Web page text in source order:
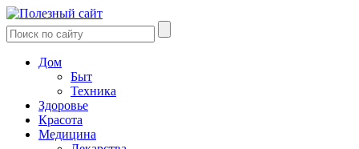
Дом
Быт
Техника
Здоровье
Красота
Медицина